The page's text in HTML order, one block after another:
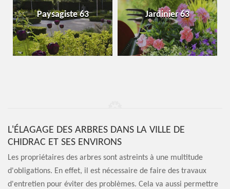
Paysagiste 63 Jardinier 63
L'ÉLAGAGE DES ARBRES DANS LA VILLE DE
CHIDRAC ET SES ENVIRONS
Les propriétaires des arbres sont astreints à une multitude
d'obligations. En effet, il est nécessaire de faire des travaux
d'entretien pour éviter des problèmes. Cela va aussi permettre